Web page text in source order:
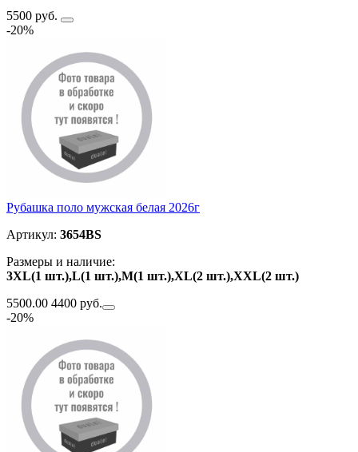
5500 руб.
-20%
Рубашка поло мужская белая 2026г
Артикул: 3654BS
Размеры и наличие:
3XL(1 шт.),L(1 шт.),M(1 шт.),XL(2 шт.),ХXL(2 шт.)
5500.00 4400 руб.
-20%